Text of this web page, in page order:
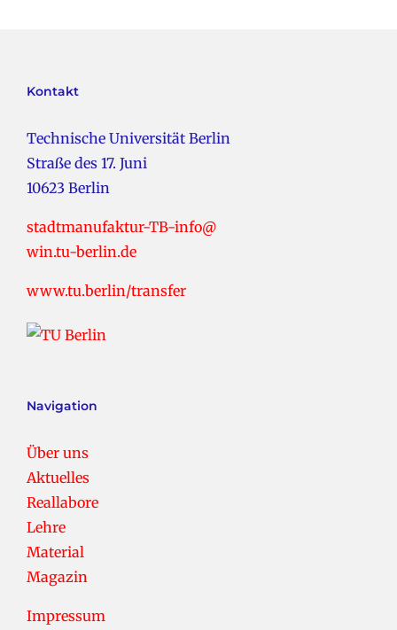
Kontakt
Technische Universität Berlin
Straße des 17. Juni
10623 Berlin
stadtmanufaktur-TB-info@
win.tu-berlin.de
www.tu.berlin/transfer
Navigation
Über uns
Aktuelles
Reallabore
Lehre
Material
Magazin
Impressum